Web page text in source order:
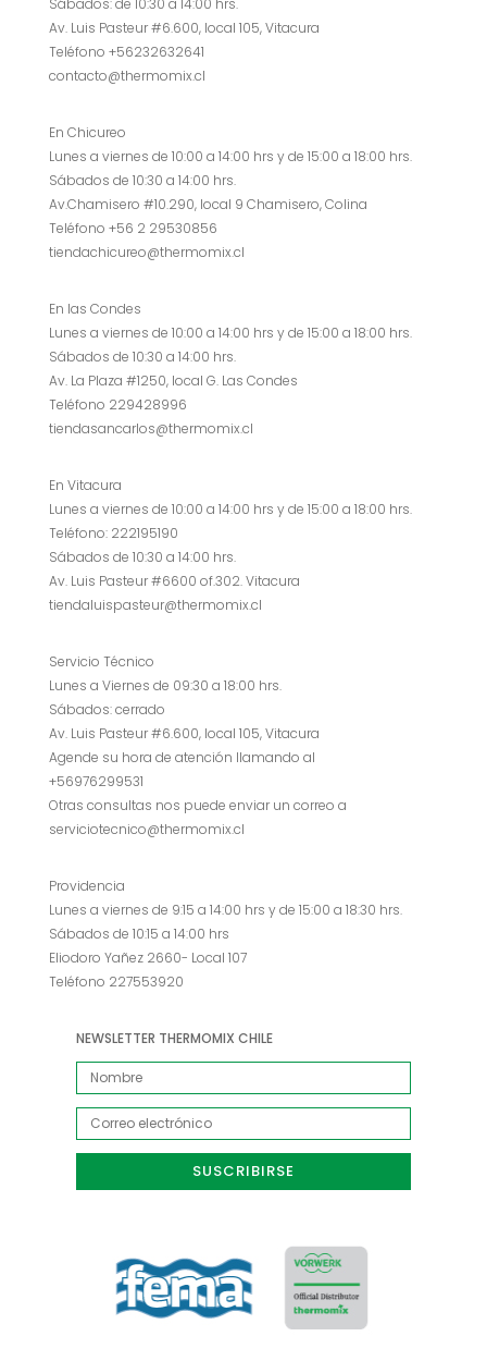
Av. Luis Pasteur #6.600, local 105, Vitacura
Teléfono +56232632641
contacto@thermomix.cl
En Chicureo
Lunes a viernes de 10:00 a 14:00 hrs y de 15:00 a 18:00 hrs.
Sábados de 10:30 a 14:00 hrs.
Av.Chamisero #10.290, local 9 Chamisero, Colina
Teléfono +56 2 29530856
tiendachicureo@thermomix.cl
En las Condes
Lunes a viernes de 10:00 a 14:00 hrs y de 15:00 a 18:00 hrs.
Sábados de 10:30 a 14:00 hrs.
Av. La Plaza #1250, local G. Las Condes
Teléfono 229428996
tiendasancarlos@thermomix.cl
En Vitacura
Lunes a viernes de 10:00 a 14:00 hrs y de 15:00 a 18:00 hrs.
Teléfono: 222195190
Sábados de 10:30 a 14:00 hrs.
Av. Luis Pasteur #6600 of.302. Vitacura
tiendaluispasteur@thermomix.cl
Servicio Técnico
Lunes a Viernes de 09:30 a 18:00 hrs.
Sábados: cerrado
Av. Luis Pasteur #6.600, local 105, Vitacura
Agende su hora de atención llamando al
+56976299531
Otras consultas nos puede enviar un correo a
serviciotecnico@thermomix.cl
Providencia
Lunes a viernes de 9:15 a 14:00 hrs y de 15:00 a 18:30 hrs.
Sábados de 10:15 a 14:00 hrs
Eliodoro Yañez 2660- Local 107
Teléfono 227553920
NEWSLETTER THERMOMIX CHILE
SUSCRIBIRSE